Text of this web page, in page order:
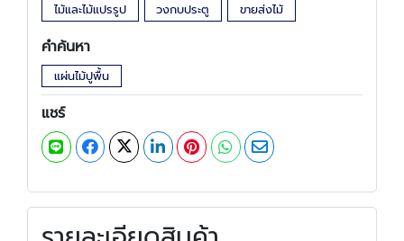
ไม้และไม้แปรรูป วงกบประตู ขายส่งไม้
คำค้นหา
แผ่นไม้ปูพื้น
แชร์